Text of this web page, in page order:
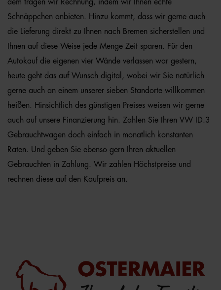
dem tragen wir Rechnung, indem wir Ihnen echte
Schnäppchen anbieten. Hinzu kommt, dass wir gerne auch
die Lieferung direkt zu Ihnen nach Bremen sicherstellen und
Ihnen auf diese Weise jede Menge Zeit sparen. Für den
Autokauf die eigenen vier Wände verlassen war gestern,
heute geht das auf Wunsch digital, wobei wir Sie natürlich
gerne auch an einem unserer sieben Standorte willkommen
heißen. Hinsichtlich des günstigen Preises weisen wir gerne
auch auf unsere Finanzierung hin. Zahlen Sie Ihren VW ID.3
Gebrauchtwagen doch einfach in monatlich konstanten
Raten. Und geben Sie ebenso gern Ihren aktuellen
Gebrauchten in Zahlung. Wir zahlen Höchstpreise und
rechnen diese auf den Kaufpreis an.